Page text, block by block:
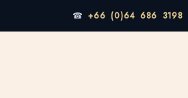
☎+66 (0)64 686 3198